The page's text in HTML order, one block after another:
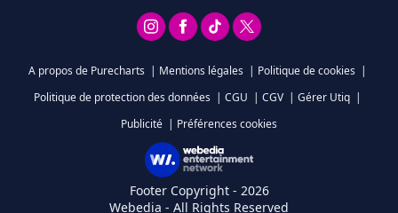
A propos de Purecharts | Mentions légales | Politique de cookies |
Politique de protection des données | CGU | CGV | Gérer Utiq |
Publicité | Préférences cookies
Footer Copyright - 2026
Webedia - All Rights Reserved